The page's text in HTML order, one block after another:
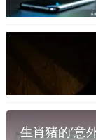
只要收到
用犹豫，直接
四、冒充社保
很多中老
常见套路：
生肖猪的‘意